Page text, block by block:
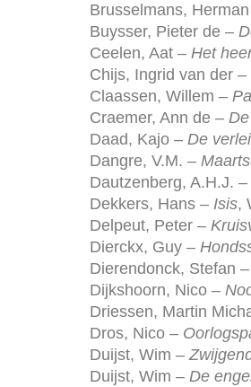
Brusselmans,
Buysser, Pieter de –
Ceelen, Aat – Het
Chijs, Ingrid van der –
Claassen, Willem –
Craemer, Ann de –
Daad, Kajo – De
Dangre, V.M. –
Dautzenberg, A.H.J. –
Dekkers, Hans – Isis,
Delpeut, Peter –
Dierckx, Guy –
Dierendonck, Stefan –
Dijkshoorn, Nico –
Driessen, Martin
Dros, Nico –
Duijst, Wim –
Duijst, Wim – De